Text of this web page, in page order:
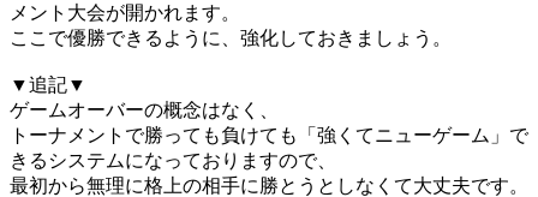
メント大会が開かれます。
ここで優勝できるように、強化しておきましょう。
▼追記▼
ゲームオーバーの概念はなく、
トーナメントで勝っても負けても「強くてニューゲーム」で
きるシステムになっておりますので、
最初から無理に格上の相手に勝とうとしなくて大丈夫です。